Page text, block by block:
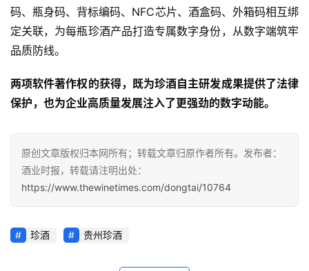
活
动
态
频
码、瓶身码、背标编码、NFC芯片、酒盒码、外箱码相互绑
定关联，为每瓶珍酒产品打造专属数字身份，从数字端筑牢
品质防线。
两项软件著作权的获得，既为珍酒自主研发成果提供了法律
保护，也为企业高质量发展注入了更强劲的数字动能。
原创文章版权归本网所有；转载文章归原作者所有。发布者：
酒业时报，转载请注明出处：
https://www.thewinetimes.com/dongtai/10764
珍酒 贵州珍酒